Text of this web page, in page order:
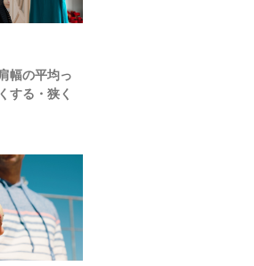
幅の平均っ
する・狭く